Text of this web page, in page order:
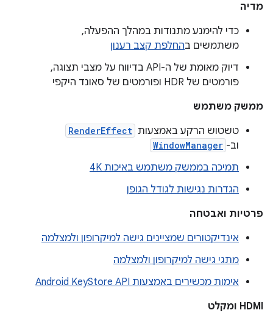
מדיה
כדי להימנע מתנודות במהלך ההפעלה,
משתמשים בהחלפת קצב רענון
דיוק מאומת של ה-API בדיווח על מצבי תצוגה,
פורמטים של HDR ופורמטים של סאונד היקפי
ממשק משתמש
טשטוש הרקע באמצעות RenderEffect
וב- WindowManager
תמיכה בממשק משתמש באיכות 4K
הגדרות נגישות לגודל הגופן
פרטיות ואבטחה
אינדיקטורים שמציינים גישה למיקרופון ולמצלמה
מתגי גישה למיקרופון ולמצלמה
אימות מכשירים באמצעות Android KeyStore API
HDMI ומקלט